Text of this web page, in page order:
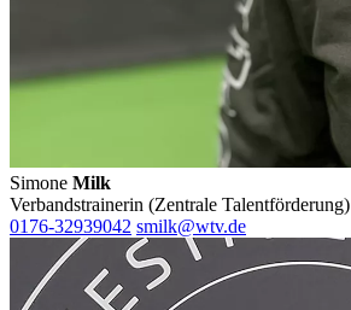
Simone Milk
Verbandstrainerin (Zentrale Talentförderung)
0176-32939042 smilk@wtv.de